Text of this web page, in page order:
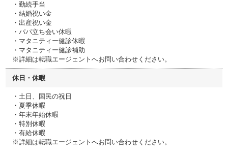
・勤続手当
・結婚祝い金
・出産祝い金
・パパ立ち会い休暇
・マタニティー健診休暇
・マタニティー健診補助
※詳細は転職エージェントへお問い合わせください。
休日・休暇
・土日、国民の祝日
・夏季休暇
・年末年始休暇
・特別休暇
・有給休暇
※詳細は転職エージェントへお問い合わせください。